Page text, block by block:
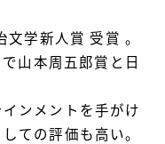
学新人賞 受賞 。
山本周五郎賞と日
ンメントを手がけ
ての評価も高い。